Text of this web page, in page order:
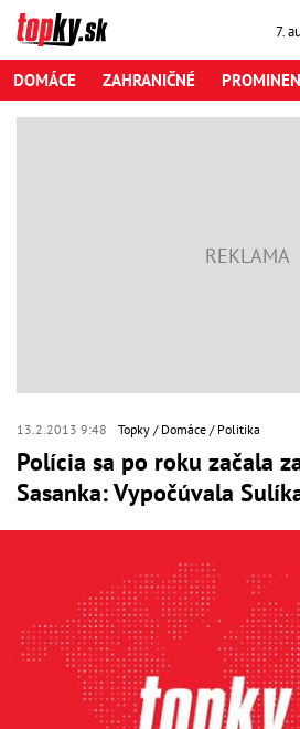
7.
DOMÁCE ZAHRANIČNÉ
13.2.2013 9:48 Topky Domáce Politika
Polícia sa po roku začala
Sasanka: Vypočúvala